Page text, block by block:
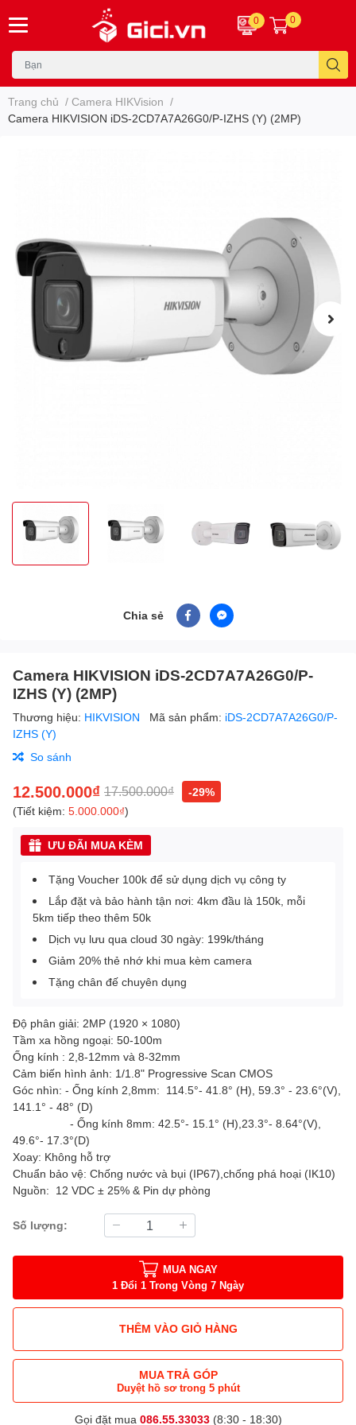
0 0
Trang chủ / Camera HIKVision /
Camera HIKVISION iDS-2CD7A7A26G0/P-IZHS (Y) (2MP)
Chia sẻ
Camera HIKVISION iDS-2CD7A7A26G0/P-
IZHS (Y) (2MP)
Thương hiệu: HIKVISION Mã sản phẩm: iDS-2CD7A7A26G0/P-
IZHS (Y)
So sánh
12.500.000₫ 17.500.000₫
-29%
(Tiết kiệm: 5.000.000₫)
ƯU ĐÃI MUA KÈM
Tặng Voucher 100k để sử dụng dịch vụ công ty
Lắp đặt và bảo hành tận nơi: 4km đầu là 150k, mỗi
5km tiếp theo thêm 50k
Dịch vụ lưu qua cloud 30 ngày: 199k/tháng
Giảm 20% thẻ nhớ khi mua kèm camera
Tặng chân đế chuyên dụng
Độ phân giải: 2MP (1920 × 1080)
Tầm xa hồng ngoại: 50-100m
Ống kính : 2,8-12mm và 8-32mm
Cảm biến hình ảnh: 1/1.8" Progressive Scan CMOS
Góc nhìn: - Ống kính 2,8mm: 114.5°- 41.8° (H), 59.3° - 23.6°(V),
141.1° - 48° (D)
- Ống kính 8mm: 42.5°- 15.1° (H),23.3°- 8.64°(V),
49.6°- 17.3°(D)
Xoay: Không hỗ trợ
Chuẩn bảo vệ: Chống nước và bụi (IP67),chống phá hoại (IK10)
Nguồn: 12 VDC ± 25% & Pin dự phòng
Số lượng:
MUA NGAY
1 Đổi 1 Trong Vòng 7 Ngày
THÊM VÀO GIỎ HÀNG
MUA TRẢ GÓP
Duyệt hồ sơ trong 5 phút
Gọi đặt mua 086.55.33033(8:30 - 18:30)